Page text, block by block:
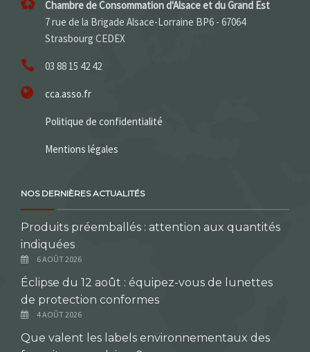
Chambre de Consommation d'Alsace et du Grand Est
7 rue de la Brigade Alsace-Lorraine BP6 - 67064
Strasbourg CEDEX
03 88 15 42 42
cca.asso.fr
Politique de confidentialité
Mentions légales
NOS DERNIÈRES ACTUALITÉS
Produits préemballés : attention aux quantités
indiquées
6 AOÛT 2026
Éclipse du 12 août : équipez-vous de lunettes
de protection conformes
4 AOÛT 2026
Que valent les labels environnementaux des